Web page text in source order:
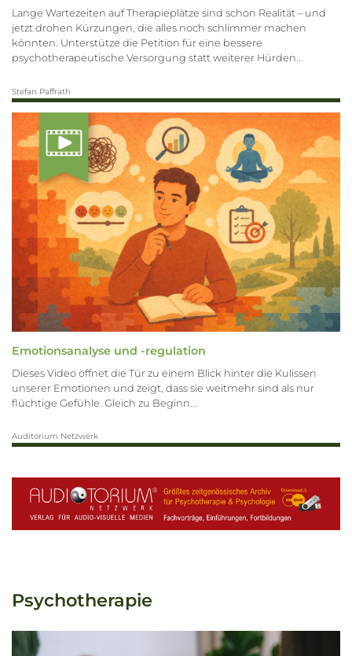
Lange Wartezeiten auf Therapieplätze sind schon Realität – und
jetzt drohen Kürzungen, die alles noch schlimmer machen
könnten. Unterstütze die Petition für eine bessere
psychotherapeutische Versorgung statt weiterer Hürden...
Stefan Paffrath
Emotionsanalyse und -regulation
Dieses Video öffnet die Tür zu einem Blick hinter die Kulissen
unserer Emotionen und zeigt, dass sie weitmehr sind als nur
flüchtige Gefühle. Gleich zu Beginn...
Auditorium Netzwerk
Psychotherapie